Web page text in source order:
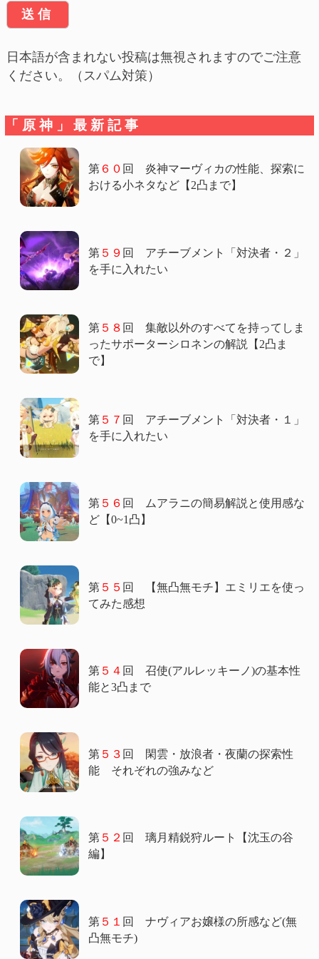
日本語が含まれない投稿は無視されますのでご注意
ください。（スパム対策）
「原神」最新記事
第６０ 回 炎神マーヴィカの性能、探索に
おける小ネタなど【2凸まで】
第５９ 回 アチーブメント「対決者・２」
を手に入れたい
第５８ 回 集敵以外のすべてを持ってしま
ったサポーターシロネンの解説【2凸ま
で】
第５７ 回 アチーブメント「対決者・１」
を手に入れたい
第５６ 回 ムアラニの簡易解説と使用感な
ど【0~1凸】
第５５ 回 【無凸無モチ】エミリエを使っ
てみた感想
第５４ 回 召使(アルレッキーノ)の基本性
能と3凸まで
第５３ 回 閑雲・放浪者・夜蘭の探索性
能 それぞれの強みなど
第５２ 回 璃月精鋭狩ルート【沈玉の谷
編】
第５１ 回 ナヴィアお嬢様の所感など(無
凸無モチ)